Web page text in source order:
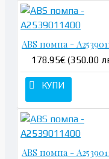
ABS помпа -
178.95€ (350.00
КУПИ
ABS помпа -